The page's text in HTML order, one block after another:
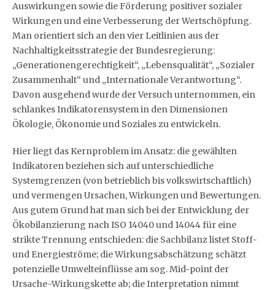
Auswirkungen sowie die Förderung positiver sozialer
Wirkungen und eine Verbesserung der Wertschöpfung.
Man orientiert sich an den vier Leitlinien aus der
Nachhaltigkeitsstrategie der Bundesregierung:
„Generationengerechtigkeit“, „Lebensqualität“, „Sozialer
Zusammenhalt“ und „Internationale Verantwortung“.
Davon ausgehend wurde der Versuch unternommen, ein
schlankes Indikatorensystem in den Dimensionen
Ökologie, Ökonomie und Soziales zu entwickeln.
Hier liegt das Kernproblem im Ansatz: die gewählten
Indikatoren beziehen sich auf unterschiedliche
Systemgrenzen (von betrieblich bis volkswirtschaftlich)
und vermengen Ursachen, Wirkungen und Bewertungen.
Aus gutem Grund hat man sich bei der Entwicklung der
Ökobilanzierung nach ISO 14040 und 14044 für eine
strikte Trennung entschieden: die Sachbilanz listet Stoff-
und Energieströme; die Wirkungsabschätzung schätzt
potenzielle Umwelteinflüsse am sog. Mid-point der
Ursache-Wirkungskette ab; die Interpretation nimmt